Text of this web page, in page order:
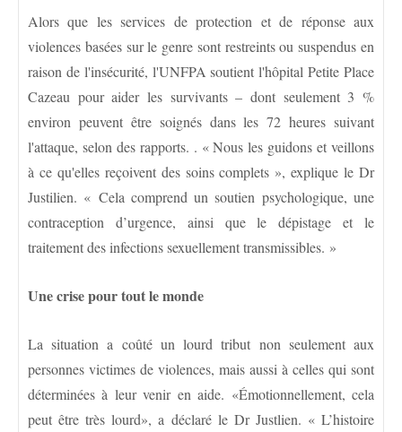
Alors que les services de protection et de réponse aux
violences basées sur le genre sont restreints ou suspendus en
raison de l'insécurité, l'UNFPA soutient l'hôpital Petite Place
Cazeau pour aider les survivants – dont seulement 3 %
environ peuvent être soignés dans les 72 heures suivant
l'attaque, selon des rapports. . « Nous les guidons et veillons
à ce qu'elles reçoivent des soins complets », explique le Dr
Justilien. « Cela comprend un soutien psychologique, une
contraception d’urgence, ainsi que le dépistage et le
traitement des infections sexuellement transmissibles. »
Une crise pour tout le monde
La situation a coûté un lourd tribut non seulement aux
personnes victimes de violences, mais aussi à celles qui sont
déterminées à leur venir en aide. «Émotionnellement, cela
peut être très lourd», a déclaré le Dr Justlien. « L’histoire